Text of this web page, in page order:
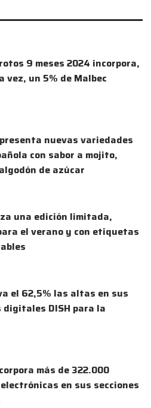
9 meses 2024 incorpora,
vez, un 5% de Malbec
nuevas variedades
con sabor a mojito,
de azúcar
una edición limitada,
el verano y con etiquetas
el 62,5% las altas en sus
digitales DISH para la
más de 322.000
en sus secciones